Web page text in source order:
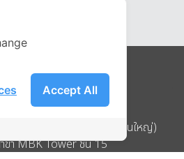
กไนท์ เอ สตาร์ จำกัด (สำนักงานใหญ่)
ขา MBK Tower ชั้น 15
Accept All